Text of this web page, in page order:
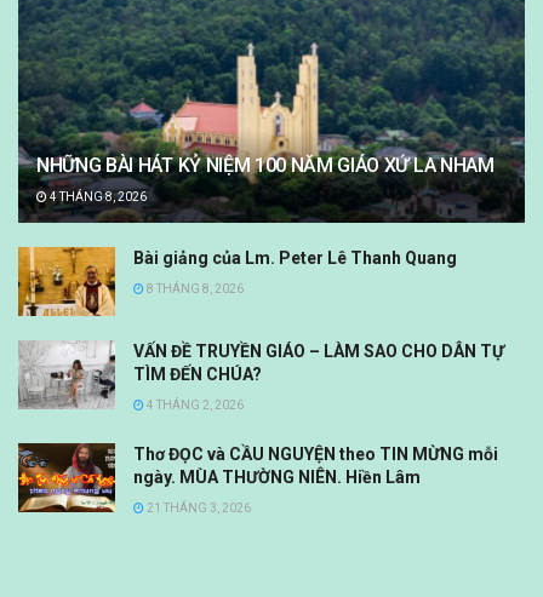
NHỮNG BÀI HÁT KỶ NIỆM 100 NĂM GIÁO XỨ LA NHAM
4 THÁNG 8, 2026
Bài giảng của Lm. Peter Lê Thanh Quang
8 THÁNG 8, 2026
VẤN ĐỀ TRUYỀN GIÁO – LÀM SAO CHO DÂN TỰ
TÌM ĐẾN CHÚA?
4 THÁNG 2, 2026
Thơ ĐỌC và CẦU NGUYỆN theo TIN MỪNG mỗi
ngày. MÙA THƯỜNG NIÊN. Hiền Lâm
21 THÁNG 3, 2026